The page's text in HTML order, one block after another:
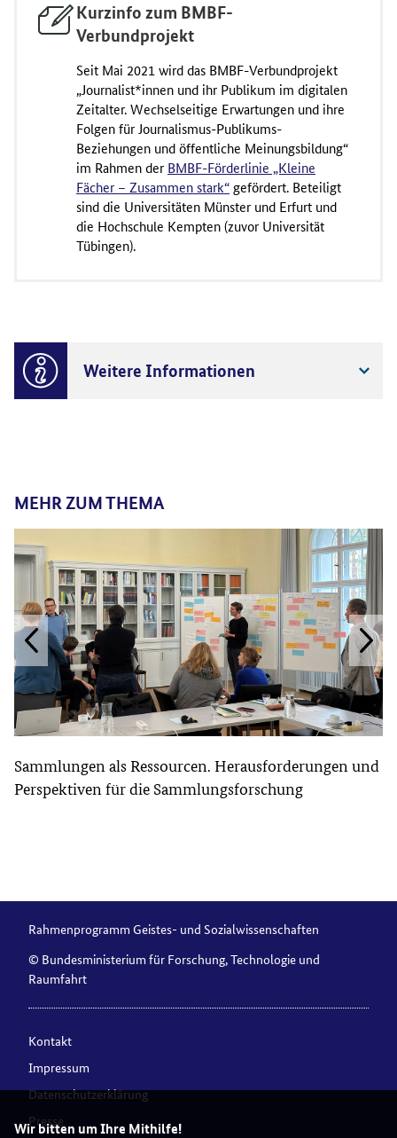
Wir bitten um Ihre Mithilfe!
Kurzinfo zum BMBF-
Verbundprojekt
Seit Mai 2021 wird das BMBF-Verbundprojekt
„Journalist*innen und ihr Publikum im digitalen
Zeitalter. Wechselseitige Erwartungen und ihre
Folgen für Journalismus-Publikums-
Beziehungen und öffentliche Meinungsbildung“
im Rahmen der BMBF-Förderlinie „Kleine
Fächer – Zusammen stark“ gefördert. Beteiligt
sind die Universitäten Münster und Erfurt und
die Hochschule Kempten (zuvor Universität
Tübingen).
Weitere Informationen
MEHR ZUM THEMA
Sammlungen als Ressourcen. Herausforderungen und
Perspektiven für die Sammlungsforschung
Rahmenprogramm Geistes- und Sozialwissenschaften
© Bundesministerium für Forschung, Technologie und
Raumfahrt
Kontakt
Impressum
Datenschutzerklärung
Presse